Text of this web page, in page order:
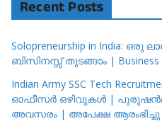
Recent Posts
Solopreneurship in India: ഒരു
ബിസിനസ്സ് തുടങ്ങാം | Business
Indian Army SSC Tech
ഓഫീസർ ഒഴിവുകൾ |
അവസരം | അപേക്ഷ ആരംഭിച്ചു